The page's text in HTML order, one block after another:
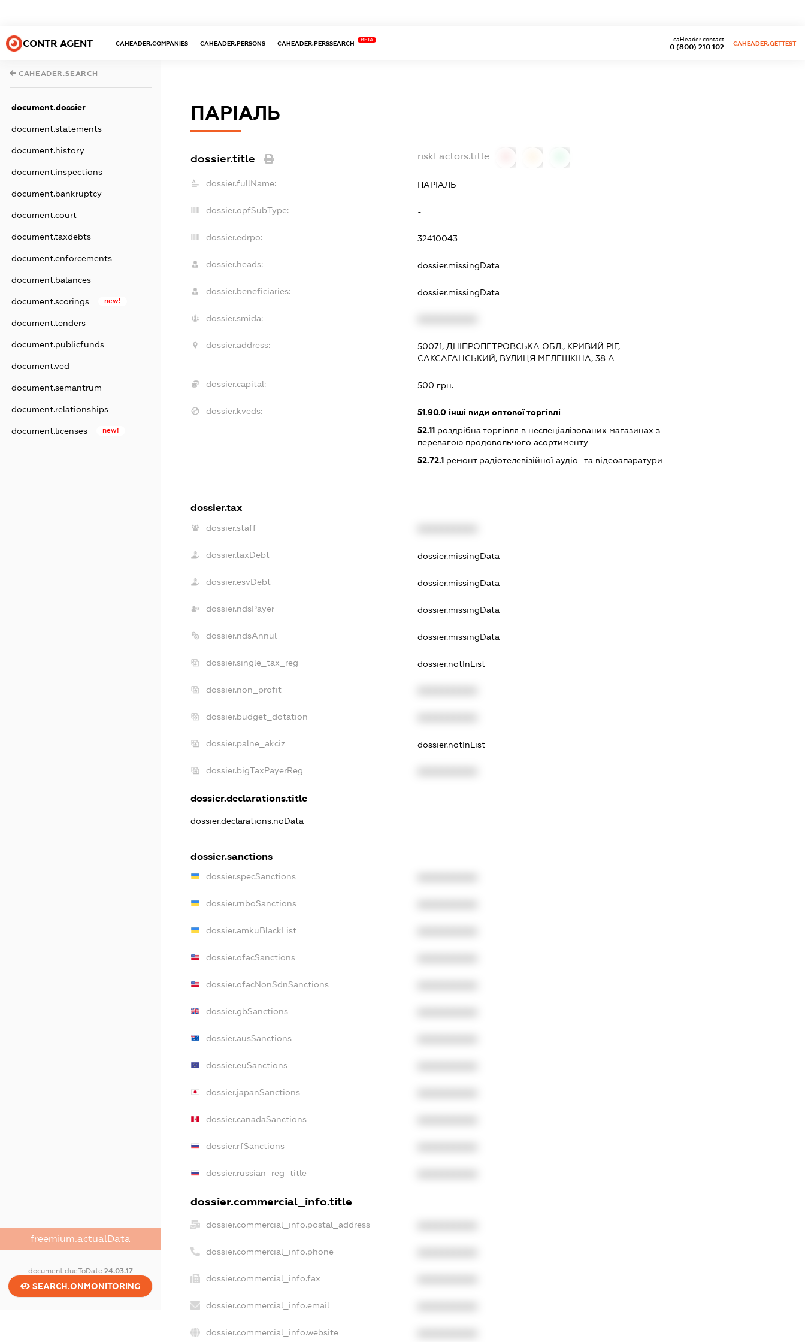
CONTR AGENT CAHEADER.COMPANIES CAHEADER.PERSONS CAHEADER.PERSSEARCH
BETA
0 (800) 210 102
caHeader.contact
CAHEADER.GETTEST
CAHEADER.SEARCH
document.dossier
document.statements
document.history
document.inspections
document.bankruptcy
document.court
document.taxdebts
document.enforcements
document.balances
document.scorings new!
document.tenders
document.publicfunds
document.ved
document.semantrum
document.relationships
document.licenses new!
freemium.actualData
document.dueToDate 24.03.17
SEARCH.ONMONITORING
ПАРІАЛЬ
dossier.title riskFactors.title
dossier.fullName: ПАРІАЛЬ
dossier.opfSubType: -
dossier.edrpo: 32410043
dossier.heads: dossier.missingData
dossier.beneficiaries: dossier.missingData
dossier.smida:
dossier.address:
50071, ДНІПРОПЕТРОВСЬКА ОБЛ., КРИВИЙ РІГ,
САКСАГАНСЬКИЙ, ВУЛИЦЯ МЕЛЕШКІНА, 38 А
dossier.capital: 500 грн.
dossier.kveds: 51.90.0 інші види оптової торгівлі
52.11 роздрібна торгівля в неспеціалізованих магазинах з
перевагою продовольчого асортименту
52.72.1 ремонт радіотелевізійної аудіо- та відеоапаратури
dossier.tax
dossier.staff
dossier.taxDebt dossier.missingData
dossier.esvDebt dossier.missingData
dossier.ndsPayer dossier.missingData
dossier.ndsAnnul dossier.missingData
dossier.single_tax_reg dossier.notInList
dossier.non_profit
dossier.budget_dotation
dossier.palne_akciz dossier.notInList
dossier.bigTaxPayerReg
dossier.declarations.title
dossier.declarations.noData
dossier.sanctions
dossier.specSanctions
dossier.rnboSanctions
dossier.amkuBlackList
dossier.ofacSanctions
dossier.ofacNonSdnSanctions
dossier.gbSanctions
dossier.ausSanctions
dossier.euSanctions
dossier.japanSanctions
dossier.canadaSanctions
dossier.rfSanctions
dossier.russian_reg_title
dossier.commercial_info.title
dossier.commercial_info.postal_address
dossier.commercial_info.phone
dossier.commercial_info.fax
dossier.commercial_info.email
dossier.commercial_info.website